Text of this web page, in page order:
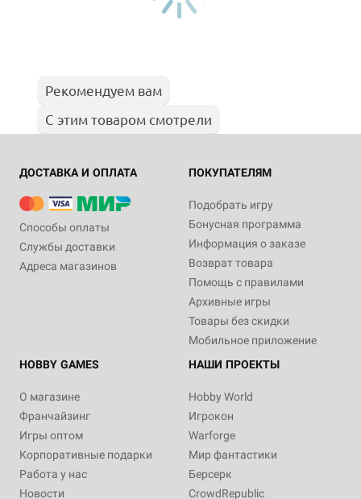
Рекомендуем вам
С этим товаром смотрели
ДОСТАВКА И ОПЛАТА
Способы оплаты
Службы доставки
Адреса магазинов
ПОКУПАТЕЛЯМ
Подобрать игру
Бонусная программа
Информация о заказе
Возврат товара
Помощь с правилами
Архивные игры
Товары без скидки
Мобильное приложение
HOBBY GAMES
О магазине
Франчайзинг
Игры оптом
Корпоративные подарки
Работа у нас
Новости
НАШИ ПРОЕКТЫ
Hobby World
Игрокон
Warforge
Мир фантастики
Берсерк
CrowdRepublic